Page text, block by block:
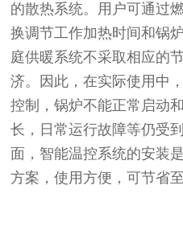
的散热系统。用户可通过
换调节工作加热时间和锅
庭供暖系统不采取相应的
济。因此，在实际使用中
控制，锅炉不能正常启动
长，日常运行故障等仍受
面，智能温控系统的安装
方案，使用方便，可节省